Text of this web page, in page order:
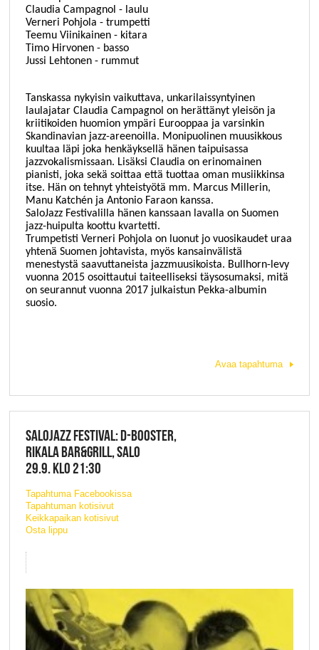
Claudia Campagnol - laulu
Verneri Pohjola - trumpetti
Teemu Viinikainen - kitara
Timo Hirvonen - basso
Jussi Lehtonen - rummut
Tanskassa nykyisin vaikuttava, unkarilaissyntyinen
laulajatar Claudia Campagnol on herättänyt yleisön ja
kriitikoiden huomion ympäri Eurooppaa ja varsinkin
Skandinavian jazz-areenoilla. Monipuolinen muusikkous
kuultaa läpi joka henkäyksellä hänen taipuisassa
jazzvokalismissaan. Lisäksi Claudia on erinomainen
pianisti, joka sekä soittaa että tuottaa oman musiikkinsa
itse. Hän on tehnyt yhteistyötä mm. Marcus Millerin,
Manu Katchén ja Antonio Faraon kanssa.
SaloJazz Festivalilla hänen kanssaan lavalla on Suomen
jazz-huipulta koottu kvartetti.
Trumpetisti Verneri Pohjola on luonut jo vuosikaudet uraa
yhtenä Suomen johtavista, myös kansainvälistä
menestystä saavuttaneista jazzmuusikoista. Bullhorn-levy
vuonna 2015 osoittautui taiteelliseksi täysosumaksi, mitä
on seurannut vuonna 2017 julkaistun Pekka-albumin
suosio.
Avaa tapahtuma
SALOJAZZ FESTIVAL: D-BOOSTER,
RIKALA BAR&GRILL, SALO
29.9. KLO 21:30
Tapahtuma Facebookissa
Tapahtuman kotisivut
Keikkapaikan kotisivut
Osta lippu